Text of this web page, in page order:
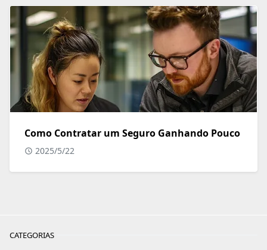
Como Contratar um Seguro Ganhando Pouco
2025/5/22
CATEGORIAS